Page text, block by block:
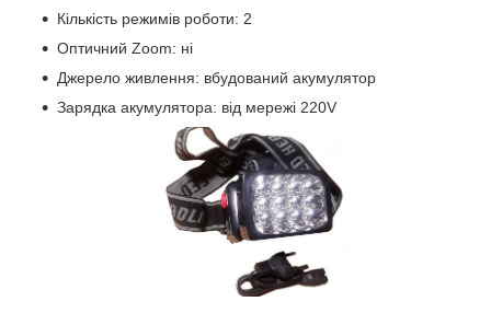
Кількість режимів роботи: 2
Оптичний Zoom: ні
Джерело живлення: вбудований акумулятор
Зарядка акумулятора: від мережі 220V